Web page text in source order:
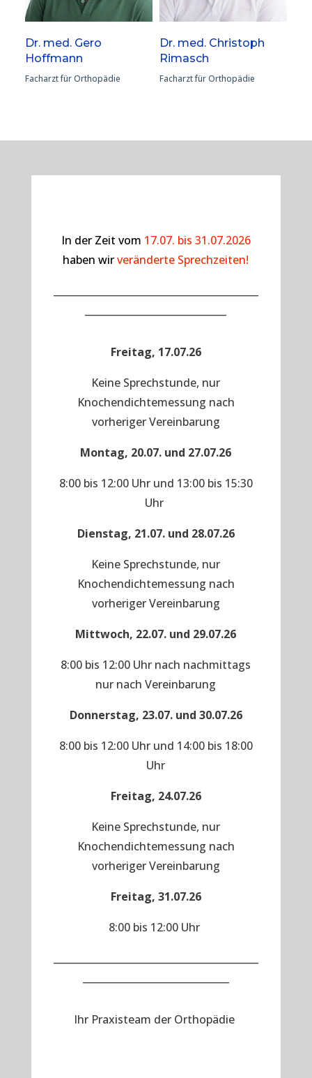
Dr. med. Gero
Hoffmann
Facharzt für Orthopädie
Dr. med. Christoph
Rimasch
Facharzt für Orthopädie
In der Zeit vom 17.07. bis 31.07.2026
haben wirveränderte Sprechzeiten!
Freitag, 17.07.26
Keine Sprechstunde, nur
Knochendichtemessung nach
vorheriger Vereinbarung
Montag, 20.07. und 27.07.26
8:00 bis 12:00 Uhr und 13:00 bis 15:30
Uhr
Dienstag, 21.07. und 28.07.26
Keine Sprechstunde, nur
Knochendichtemessung nach
vorheriger Vereinbarung
Mittwoch, 22.07. und 29.07.26
8:00 bis 12:00 Uhr nach nachmittags
nur nach Vereinbarung
Donnerstag, 23.07. und 30.07.26
8:00 bis 12:00 Uhr und 14:00 bis 18:00
Uhr
Freitag, 24.07.26
Keine Sprechstunde, nur
Knochendichtemessung nach
vorheriger Vereinbarung
Freitag, 31.07.26
8:00 bis 12:00 Uhr
Ihr Praxisteam der Orthopädie